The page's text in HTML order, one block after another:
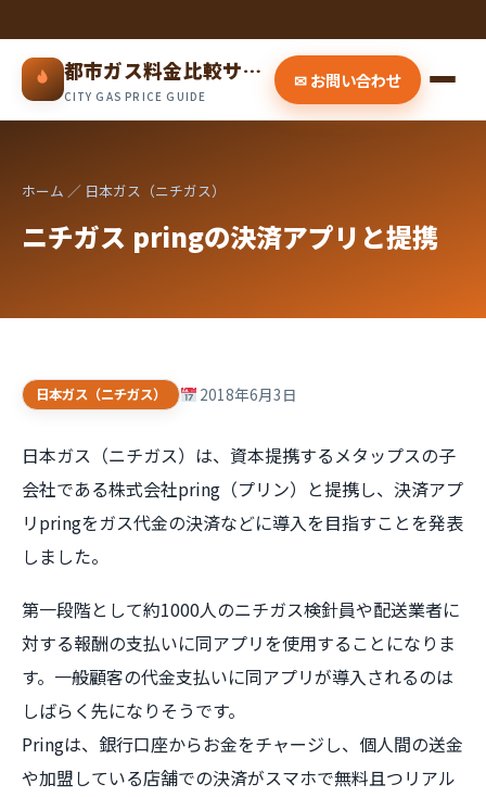
都市ガス料金比較サイト
CITY GAS PRICE GUIDE
✉ お問い合わせ
ホーム ／ 日本ガス（ニチガス）
ニチガス pringの決済アプリと提携
日本ガス（ニチガス） 2018年6月3日
日本ガス（ニチガス）は、資本提携するメタップスの子
会社である株式会社pring（プリン）と提携し、決済アプ
リpringをガス代金の決済などに導入を目指すことを発表
しました。
第一段階として約1000人のニチガス検針員や配送業者に
対する報酬の支払いに同アプリを使用することになりま
す。一般顧客の代金支払いに同アプリが導入されるのは
しばらく先になりそうです。
Pringは、銀行口座からお金をチャージし、個人間の送金
や加盟している店舗での決済がスマホで無料且つリアル